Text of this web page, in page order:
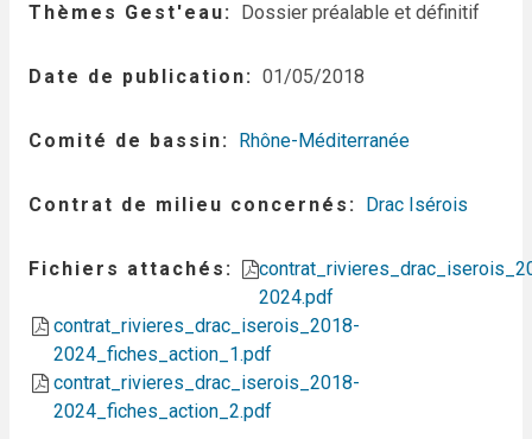
Thèmes Gest'eau Dossier préalable et définitif
Date de publication 01/05/2018
Comité de bassin Rhône-Méditerranée
Contrat de milieu concernés Drac Isérois
Fichiers attachés
2024.pdf
contrat_rivieres_drac_iserois_2018-
2024_fiches_action_1.pdf
contrat_rivieres_drac_iserois_2018-
2024_fiches_action_2.pdf